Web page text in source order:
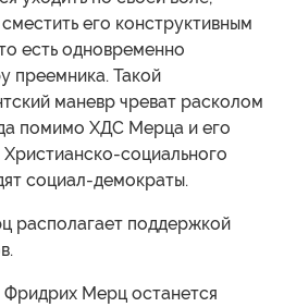
его конструктивным
есть одновременно
преемника. Такой
маневр чреват расколом
помимо ХДС Мерца и его
социального
социал-демократы.
располагает поддержкой
Фридрих Мерц останется